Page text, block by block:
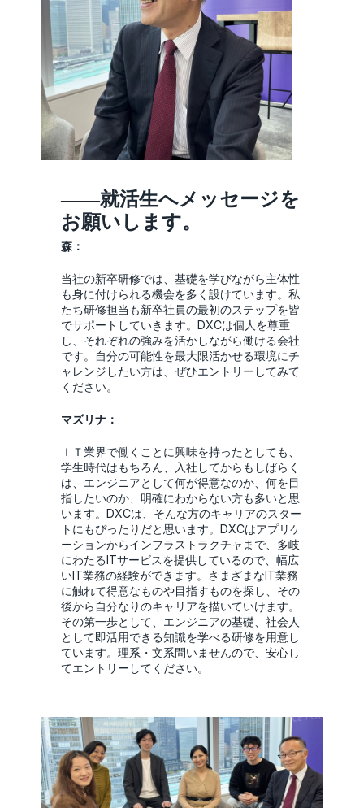
――就活生へメッセージを
お願いします。
森：
当社の新卒研修では、基礎を学びながら主体性
も身に付けられる機会を多く設けています。私
たち研修担当も新卒社員の最初のステップを皆
でサポートしていきます。DXCは個人を尊重
し、それぞれの強みを活かしながら働ける会社
です。自分の可能性を最大限活かせる環境にチ
ャレンジしたい方は、ぜひエントリーしてみて
ください。
マズリナ：
ＩＴ業界で働くことに興味を持ったとしても、
学生時代はもちろん、入社してからもしばらく
は、エンジニアとして何が得意なのか、何を目
指したいのか、明確にわからない方も多いと思
います。DXCは、そんな方のキャリアのスター
トにもぴったりだと思います。DXCはアプリケ
ーションからインフラストラクチャまで、多岐
にわたるITサービスを提供しているので、幅広
いIT業務の経験ができます。さまざまなIT業務
に触れて得意なものや目指すものを探し、その
後から自分なりのキャリアを描いていけます。
その第一歩として、エンジニアの基礎、社会人
として即活用できる知識を学べる研修を用意し
ています。理系・文系問いませんので、安心し
てエントリーしてください。